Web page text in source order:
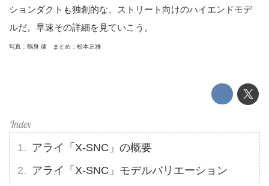
ションダクトも独創的な、ストリート向けのハイエンドモデ
ルだ。早速その詳細を見ていこう。
写真：鶴身 健 まとめ：松本正雅
アライ「X-SNC」の概要
アライ「X-SNC」モデルバリエーション